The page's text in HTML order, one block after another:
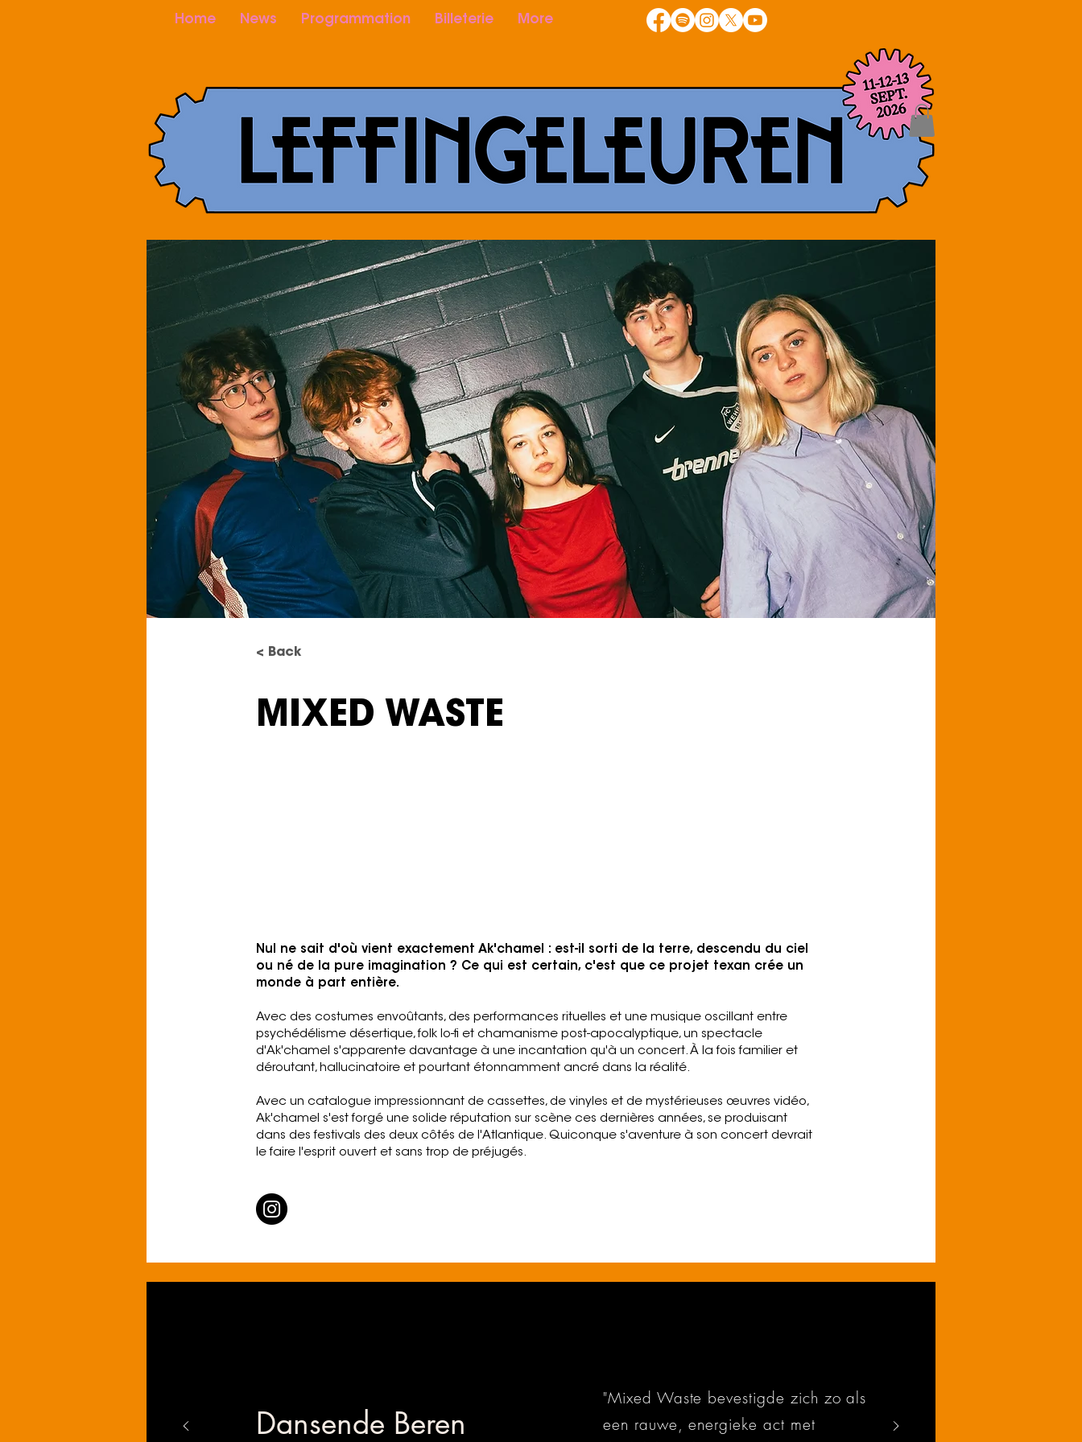
Home News Programmation Billeterie More
< Back
MIXED WASTE
Nul ne sait d'où vient exactement Ak'chamel : est-il sorti de la terre, descendu du ciel
ou né de la pure imagination ? Ce qui est certain, c'est que ce projet texan crée un
monde à part entière.
Avec des costumes envoûtants, des performances rituelles et une musique oscillant entre
psychédélisme désertique, folk lo-fi et chamanisme post-apocalyptique, un spectacle
d'Ak'chamel s'apparente davantage à une incantation qu'à un concert. À la fois familier et
déroutant, hallucinatoire et pourtant étonnamment ancré dans la réalité.
Avec un catalogue impressionnant de cassettes, de vinyles et de mystérieuses œuvres vidéo,
Ak'chamel s'est forgé une solide réputation sur scène ces dernières années, se produisant
dans des festivals des deux côtés de l'Atlantique. Quiconque s'aventure à son concert devrait
le faire l'esprit ouvert et sans trop de préjugés.
Dansende Beren
"Mixed Waste bevestigde zich zo als
een rauwe, energieke act met